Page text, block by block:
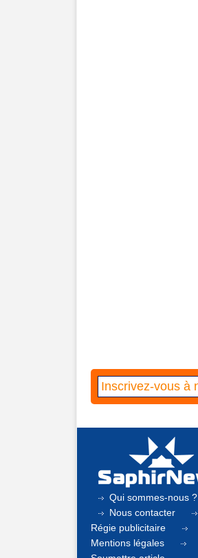
Qui sommes-nous ?
Nous contacter
Régie publicitaire
Mentions légales